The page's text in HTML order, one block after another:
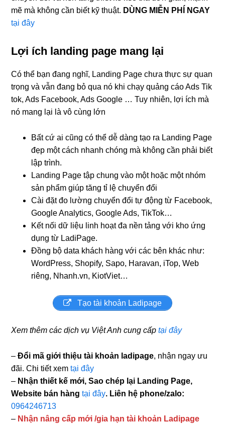
mẽ mà không cần biết kỹ thuật. DÙNG MIỄN PHÍ NGAY
tại đây
Lợi ích landing page mang lại
Có thể bạn đang nghĩ, Landing Page chưa thực sự quan
trọng và vẫn đang bỏ qua nó khi chạy quảng cáo Ads Tik
tok, Ads Facebook, Ads Google … Tuy nhiên, lợi ích mà
nó mang lại là vô cùng lớn
Bất cứ ai cũng có thể dễ dàng tạo ra Landing Page
đẹp một cách nhanh chóng mà không cần phải biết
lập trình.
Landing Page tập chung vào một hoặc một nhóm
sản phẩm giúp tăng tỉ lệ chuyển đổi
Cài đặt đo lường chuyển đổi tự động từ Facebook,
Google Analytics, Google Ads, TikTok…
Kết nối dữ liệu linh hoạt đa nền tảng với kho ứng
dụng từ LadiPage.
Đồng bộ data khách hàng với các bên khác như:
WordPress, Shopify, Sapo, Haravan, iTop, Web
riêng, Nhanh.vn, KiotViet…
Tạo tài khoản Ladipage
Xem thêm các dịch vụ Việt Anh cung cấptại đây
–Đổi mã giới thiệu tài khoản ladipage, nhận ngay ưu
đãi. Chi tiết xemtại đây
– Nhận thiết kế mới, Sao chép lại Landing Page,
Website bán hàngtại đây. Liên hệ phone/zalo:
0964246713
– Nhận nâng cấp mới /gia hạn tài khoản Ladipage